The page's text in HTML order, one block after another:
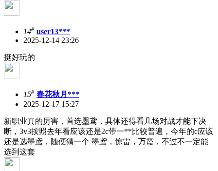
14# user13***
2025-12-14 23:26
挺好玩的
15# 春花秋月***
2025-12-17 15:27
新职业真的厉害，首选墨鸢，具体还得看几场对战才能下决
断，3v3按照去年看应该还是2c带一**比较普遍，今年的c应该
还是选墨鸢，随便猜一个 墨鸢，惊雷，万霞，不过不一定能
选到这套